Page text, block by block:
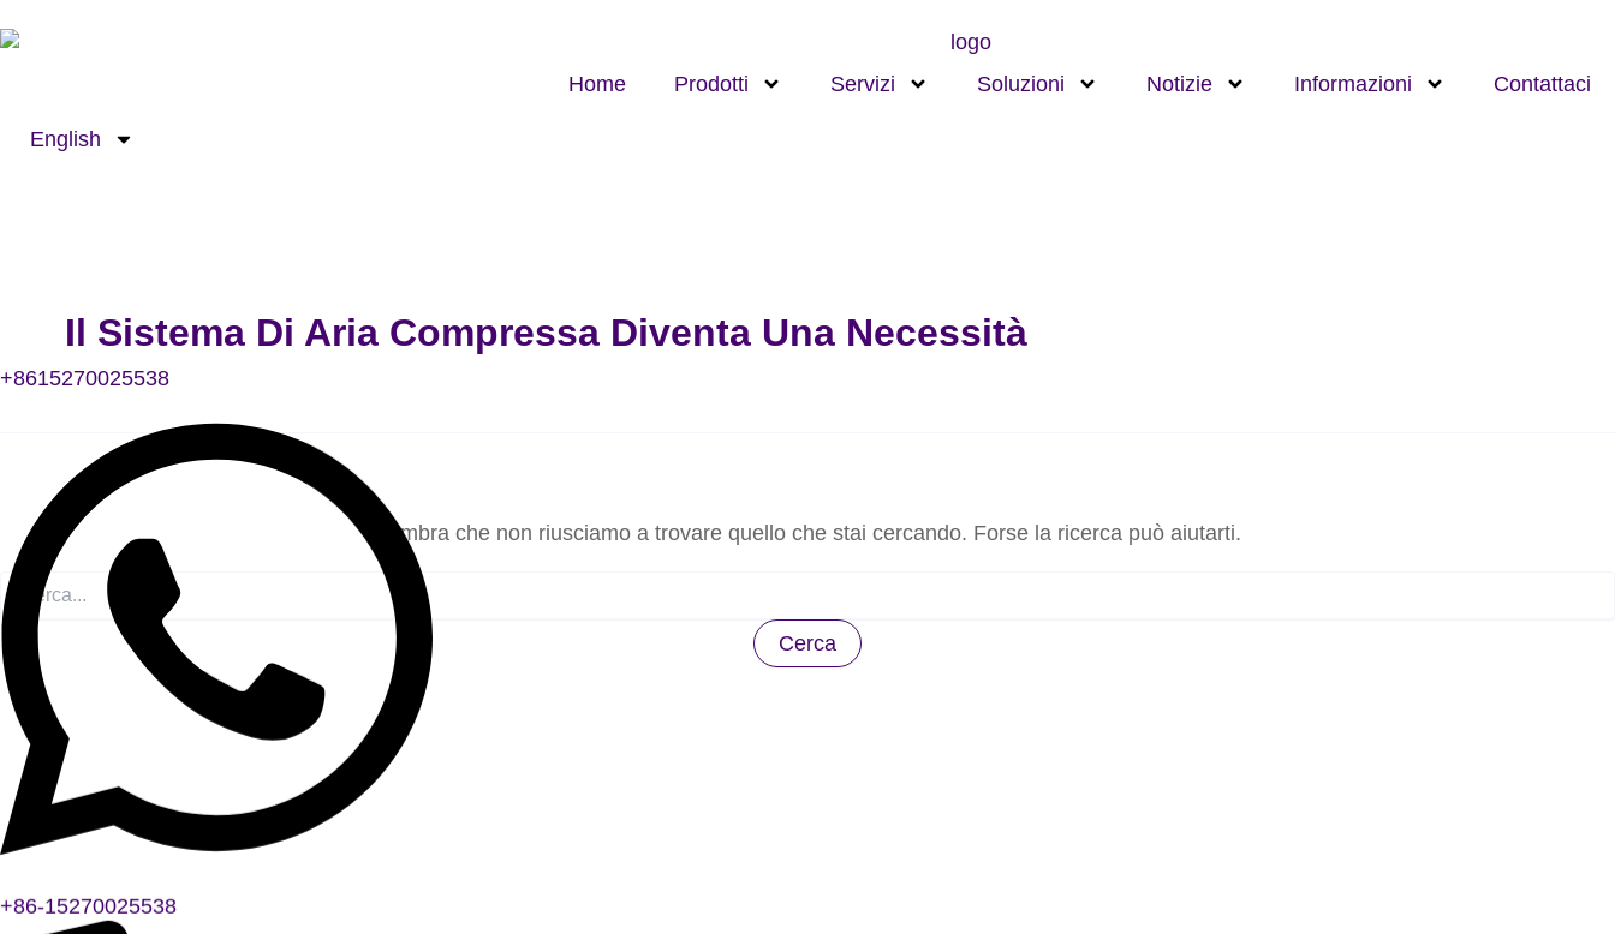
al
Home Prodotti Servizi Soluzioni Notizie Informazioni Contattaci
English
Il Sistema Di Aria Compressa Diventa Una Necessità
Sembra che non riusciamo a trovare quello che stai cercando. Forse la ricerca può aiutarti.
+8615270025538
+86-15270025538